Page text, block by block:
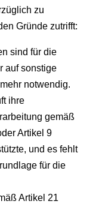
zu
Gründe zutrifft:
sind für die
auf sonstige
notwendig.
ihre
gemäß
Artikel 9
und es fehlt
für die
Artikel 21